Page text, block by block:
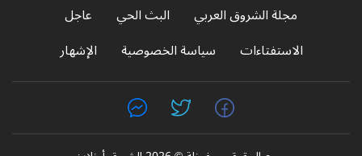
مجلة الشروق العربي البث الحي
عاجل
الاستفتاءات
سياسة الخصوصية الإشهار